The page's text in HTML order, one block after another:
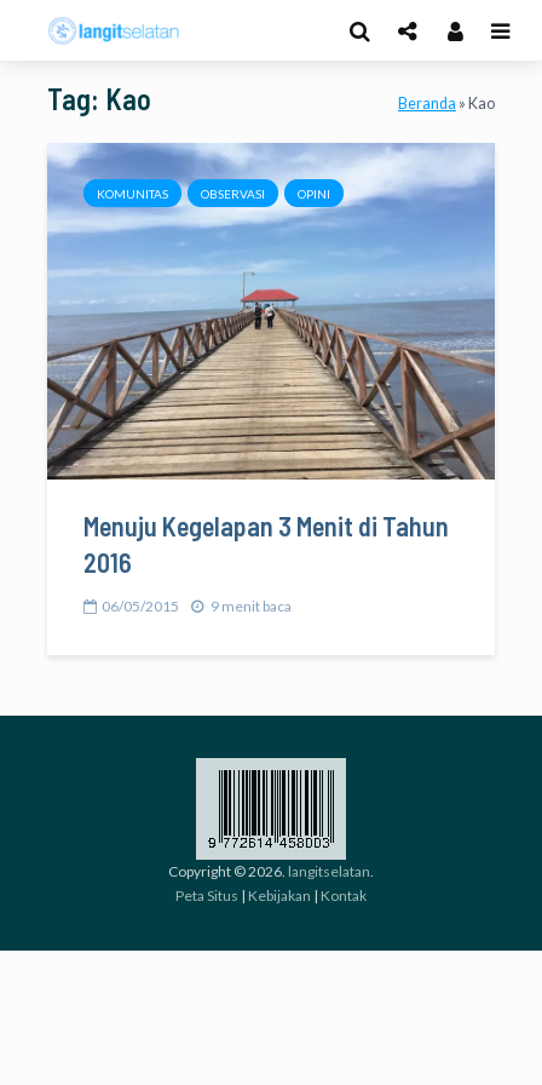
Tag: Kao Beranda » Kao
KOMUNITAS OBSERVASI OPINI
Menuju Kegelapan 3 Menit di Tahun
2016
06/05/2015 9 menit baca
Copyright © 2026. langitselatan
Peta Situs | Kebijakan | Kontak